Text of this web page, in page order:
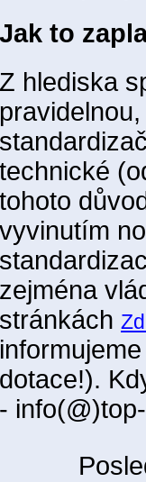
Jak to
Z hlediska
technické
tohoto
vyvinutím
zejména
stránkách
dotace!).
-